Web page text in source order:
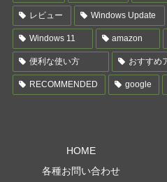
レビュー Windows Update
Windows 11 amazon
便利な使い方 おすすめ
RECOMMENDED google
HOME
各種お問い合わせ